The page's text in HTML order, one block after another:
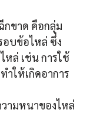
กขาด คือกลุ่ม
อบข้อไหล่ ซึ่ง
หล่ เช่น การใช้
ำให้เกิดอาการ
วามหนาของไหล่